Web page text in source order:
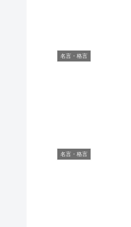
名言・格言
名言・格言